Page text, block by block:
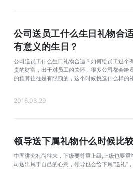
公司送员工什么生日礼物合
有意义的生日？
公司送员工什么生日礼物合适？如何给员工过个
贵的财富，出于对员工的关怀，很多公司都会给
的预算往往是有限额的，这个时候挑选什么样的
2016.03.29
领导送下属礼物什么时候比
中国讲究礼尚往来，下级要尊重上级,上级也要
司送出属于自己的心意，领导也会给下属“送礼”